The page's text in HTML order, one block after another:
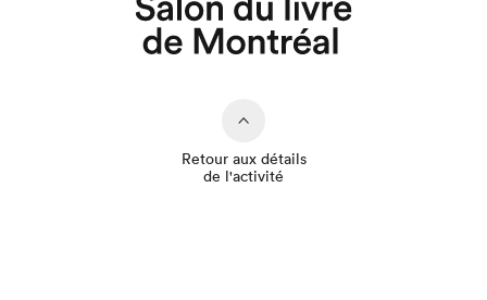
Retour aux détails
de l'activité